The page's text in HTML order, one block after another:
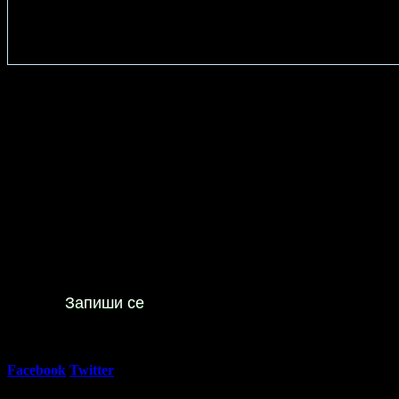
Запиши се
Facebook Twitter